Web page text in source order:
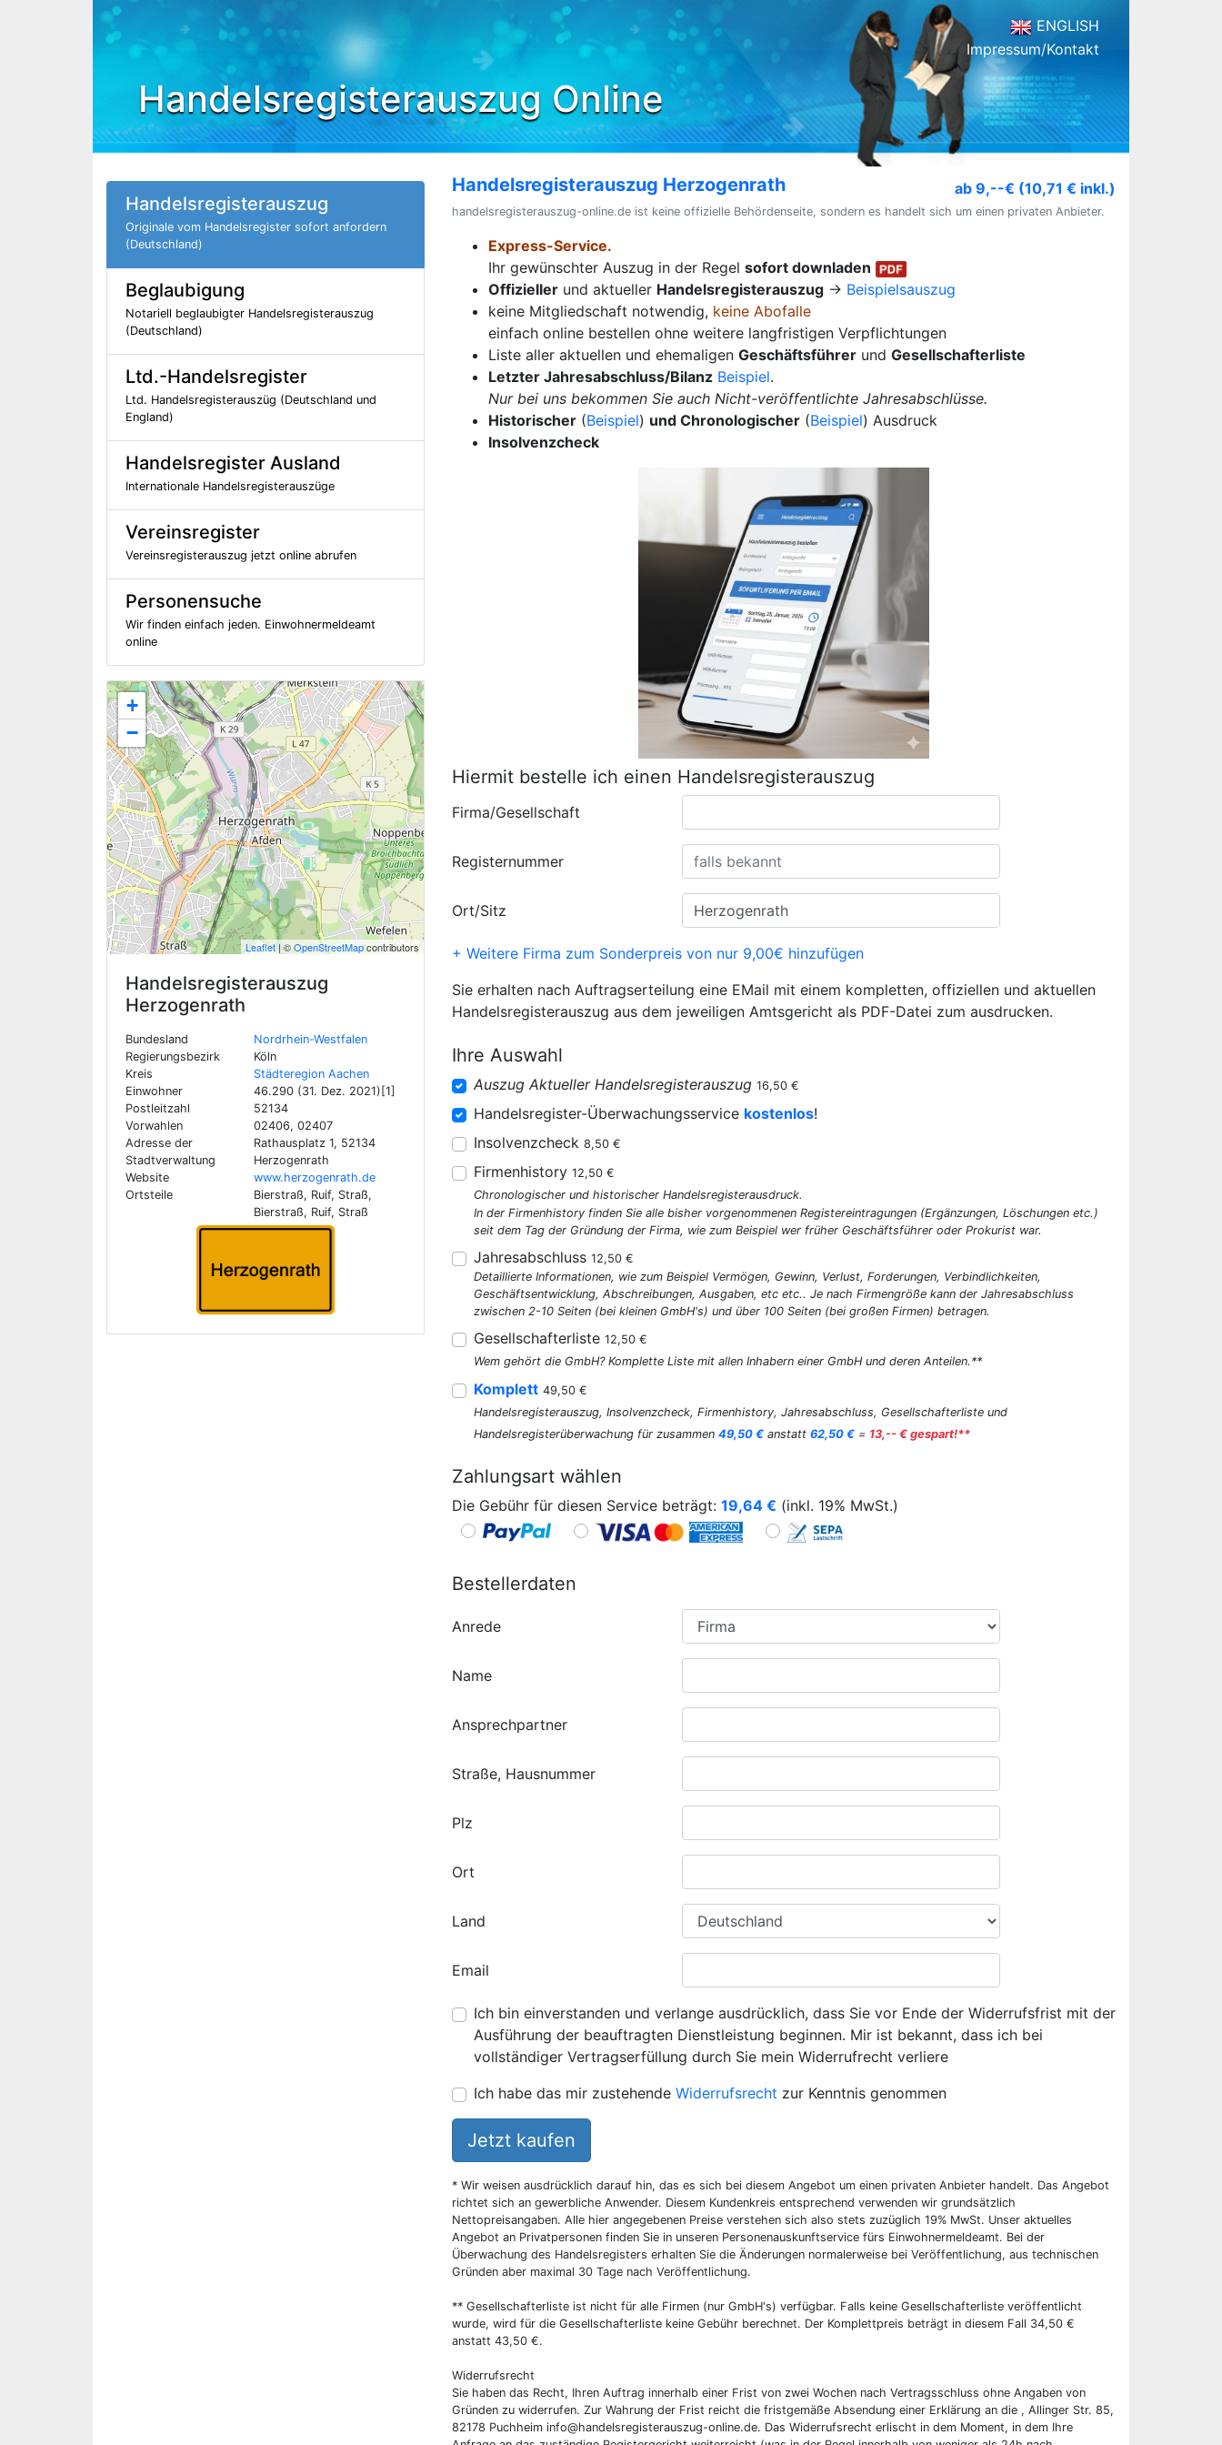
Handelsregisterauszug Online
ENGLISH
Impressum/Kontakt
Handelsregisterauszug
Originale vom Handelsregister sofort anfordern
(Deutschland)
Beglaubigung
Notariell beglaubigter Handelsregisterauszug
(Deutschland)
Ltd.-Handelsregister
Ltd. Handelsregisterauszüg (Deutschland und
England)
Handelsregister Ausland
Internationale Handelsregisterauszüge
Vereinsregister
Vereinsregisterauszug jetzt online abrufen
Personensuche
Wir finden einfach jeden. Einwohnermeldeamt
online
+
−
Leaflet | ©OpenStreetMapcontributors
Handelsregisterauszug
Herzogenrath
Bundesland
Nordrhein-Westfalen
Regierungsbezirk
Köln
Kreis
Städteregion Aachen
Einwohner
46.290 (31. Dez. 2021)[1]
Postleitzahl
52134
Vorwahlen
02406, 02407
Adresse der
Stadtverwaltung
Rathausplatz 1, 52134
Herzogenrath
Website
www.herzogenrath.de
Ortsteile
Bierstraß, Ruif, Straß,
Bierstraß, Ruif, Straß
Handelsregisterauszug Herzogenrath ab 9,--€ (10,71 € inkl.)
handelsregisterauszug-online.de ist keine offizielle Behördenseite, sondern es handelt sich um einen privaten Anbieter.
Express-Service.
Ihr gewünschter Auszug in der Regel sofort downladen
Offizieller und aktueller Handelsregisterauszug → Beispielsauszug
keine Mitgliedschaft notwendig, keine Abofalle
einfach online bestellen ohne weitere langfristigen Verpflichtungen
Liste aller aktuellen und ehemaligen Geschäftsführer und Gesellschafterliste
Letzter Jahresabschluss/Bilanz Beispiel.
Nur bei uns bekommen Sie auch Nicht-veröffentlichte Jahresabschlüsse.
Historischer (Beispiel) und Chronologischer (Beispiel) Ausdruck
Insolvenzcheck
Hiermit bestelle ich einen Handelsregisterauszug
Firma/Gesellschaft
Registernummer
Ort/Sitz
+ Weitere Firma zum Sonderpreis von nur 9,00€ hinzufügen
Sie erhalten nach Auftragserteilung eine EMail mit einem kompletten, offiziellen und aktuellen
Handelsregisterauszug aus dem jeweiligen Amtsgericht als PDF-Datei zum ausdrucken.
Ihre Auswahl
Auszug Aktueller Handelsregisterauszug 16,50 €
Handelsregister-Überwachungsservice kostenlos!
Insolvenzcheck 8,50 €
Firmenhistory 12,50 €
Chronologischer und historischer Handelsregisterausdruck.
In der Firmenhistory finden Sie alle bisher vorgenommenen Registereintragungen (Ergänzungen, Löschungen etc.)
seit dem Tag der Gründung der Firma, wie zum Beispiel wer früher Geschäftsführer oder Prokurist war.
Jahresabschluss 12,50 €
Detaillierte Informationen, wie zum Beispiel Vermögen, Gewinn, Verlust, Forderungen, Verbindlichkeiten,
Geschäftsentwicklung, Abschreibungen, Ausgaben, etc etc.. Je nach Firmengröße kann der Jahresabschluss
zwischen 2-10 Seiten (bei kleinen GmbH's) und über 100 Seiten (bei großen Firmen) betragen.
Gesellschafterliste 12,50 €
Wem gehört die GmbH? Komplette Liste mit allen Inhabern einer GmbH und deren Anteilen.**
Komplett 49,50 €
Handelsregisterauszug, Insolvenzcheck, Firmenhistory, Jahresabschluss, Gesellschafterliste und
Handelsregisterüberwachung für zusammen 49,50 € anstatt 62,50 € = 13,-- € gespart!**
Zahlungsart wählen
Die Gebühr für diesen Service beträgt: 19,64 € (inkl. 19% MwSt.)
Bestellerdaten
Anrede
Name
Ansprechpartner
Straße, Hausnummer
Plz
Ort
Land
Email
Ich bin einverstanden und verlange ausdrücklich, dass Sie vor Ende der Widerrufsfrist mit der
Ausführung der beauftragten Dienstleistung beginnen. Mir ist bekannt, dass ich bei
vollständiger Vertragserfüllung durch Sie mein Widerrufrecht verliere
Ich habe das mir zustehende Widerrufsrecht zur Kenntnis genommen
Jetzt kaufen
* Wir weisen ausdrücklich darauf hin, das es sich bei diesem Angebot um einen privaten Anbieter handelt. Das Angebot
richtet sich an gewerbliche Anwender. Diesem Kundenkreis entsprechend verwenden wir grundsätzlich
Nettopreisangaben. Alle hier angegebenen Preise verstehen sich also stets zuzüglich 19% MwSt. Unser aktuelles
Angebot an Privatpersonen finden Sie in unseren Personenauskunftservice fürs Einwohnermeldeamt. Bei der
Überwachung des Handelsregisters erhalten Sie die Änderungen normalerweise bei Veröffentlichung, aus technischen
Gründen aber maximal 30 Tage nach Veröffentlichung.
** Gesellschafterliste ist nicht für alle Firmen (nur GmbH's) verfügbar. Falls keine Gesellschafterliste veröffentlicht
wurde, wird für die Gesellschafterliste keine Gebühr berechnet. Der Komplettpreis beträgt in diesem Fall 34,50 €
anstatt 43,50 €.
Widerrufsrecht
Sie haben das Recht, Ihren Auftrag innerhalb einer Frist von zwei Wochen nach Vertragsschluss ohne Angaben von
Gründen zu widerrufen. Zur Wahrung der Frist reicht die fristgemäße Absendung einer Erklärung an die , Allinger Str. 85,
82178 Puchheim info@handelsregisterauszug-online.de. Das Widerrufsrecht erlischt in dem Moment, in dem Ihre